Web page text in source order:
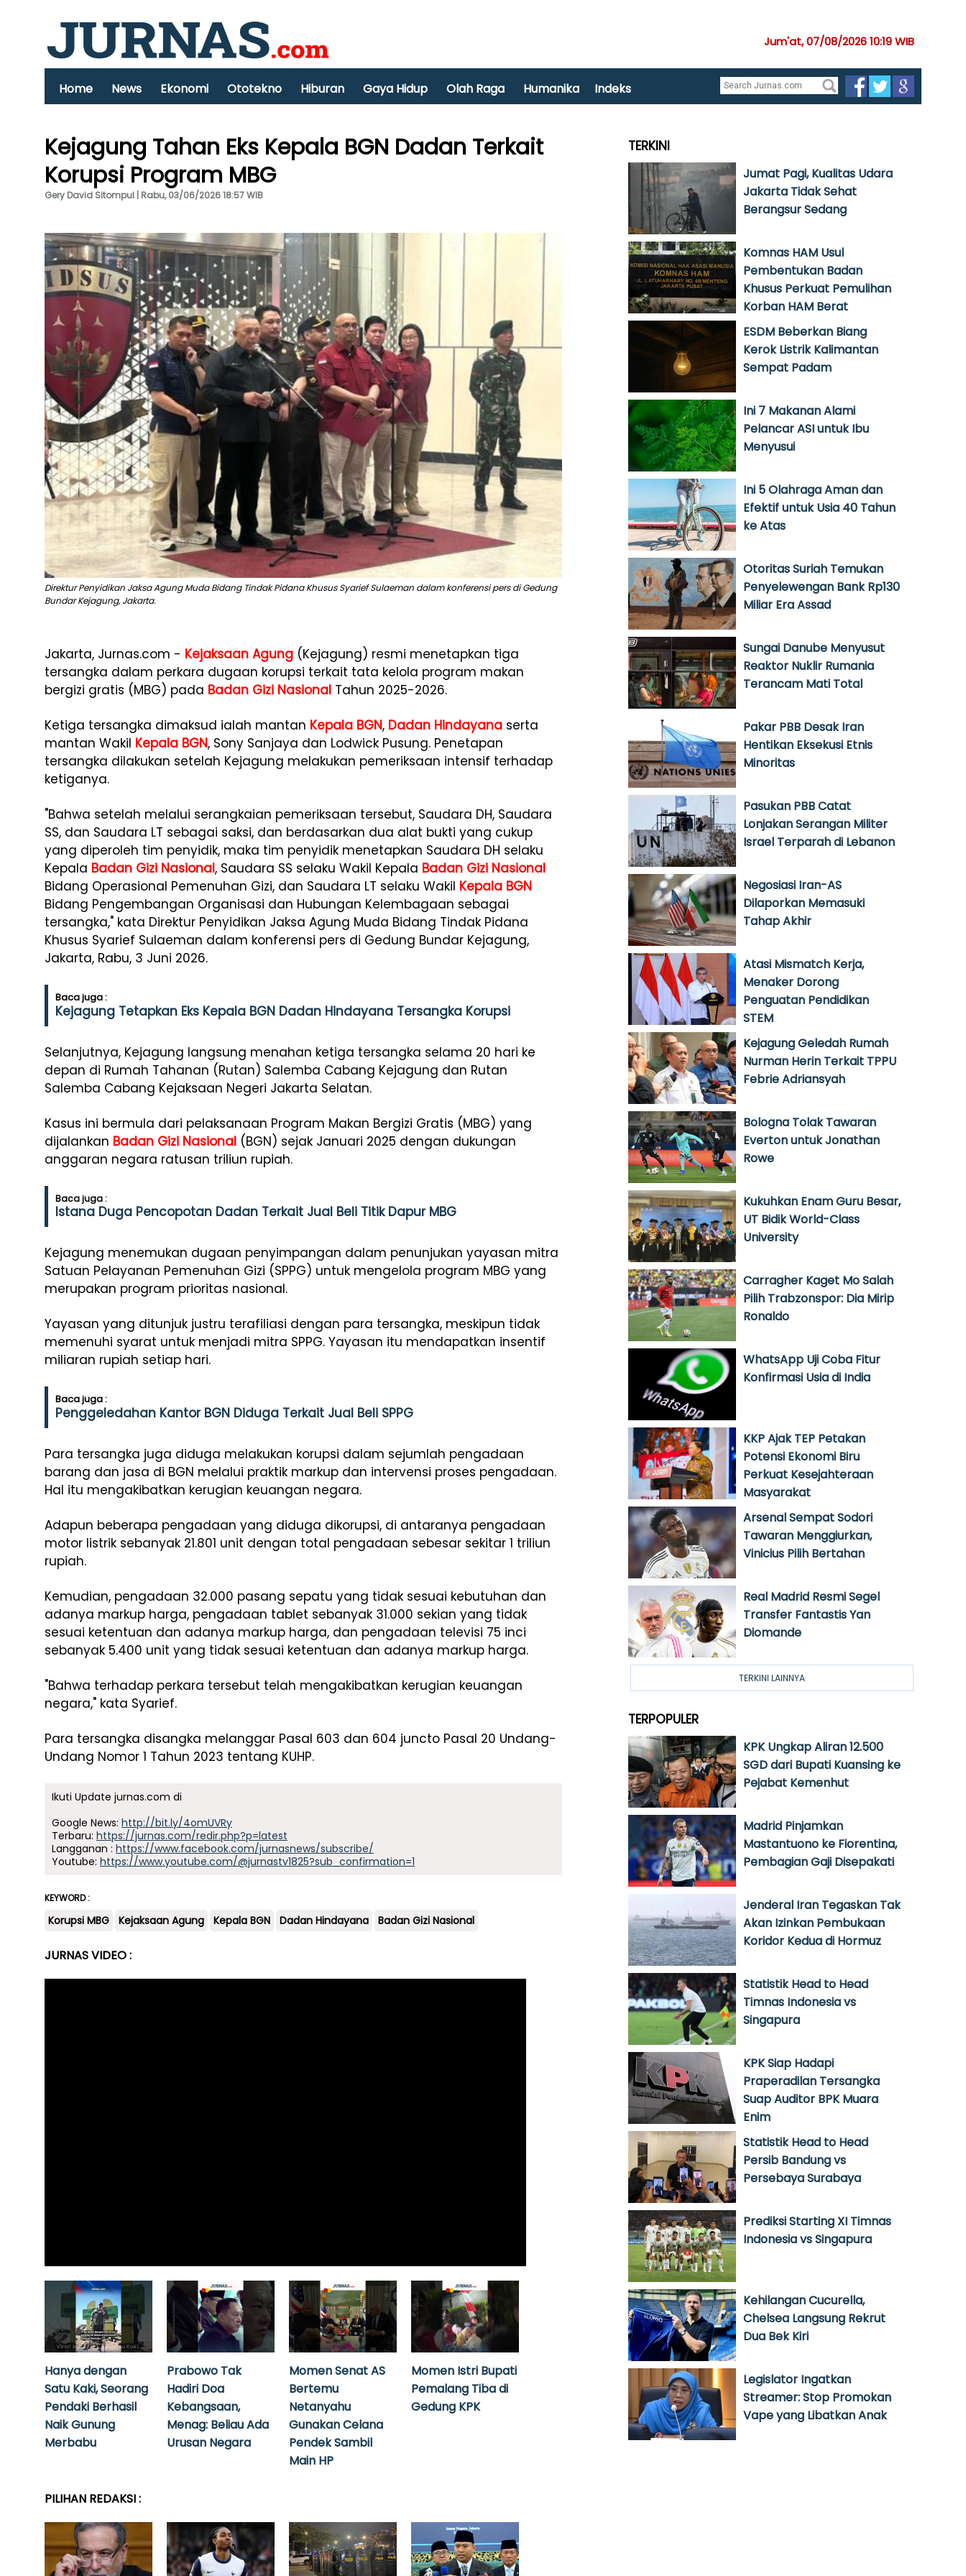
Jum'at, 07/08/2026 10:19 WIB
Home News Ekonomi Ototekno Hiburan Gaya Hidup Olah Raga Humanika Indeks
Kejagung Tahan Eks Kepala BGN Dadan Terkait
Korupsi Program MBG
Gery David Sitompul | Rabu, 03/06/2026 18:57 WIB
Direktur Penyidikan Jaksa Agung Muda Bidang Tindak Pidana Khusus Syarief Sulaeman dalam konferensi pers di Gedung
Bundar Kejagung, Jakarta.
Jakarta, Jurnas.com - Kejaksaan Agung (Kejagung) resmi menetapkan tiga
tersangka dalam perkara dugaan korupsi terkait tata kelola program makan
bergizi gratis (MBG) pada Badan Gizi Nasional Tahun 2025-2026.
Ketiga tersangka dimaksud ialah mantan Kepala BGN, Dadan Hindayana serta
mantan Wakil Kepala BGN, Sony Sanjaya dan Lodwick Pusung. Penetapan
tersangka dilakukan setelah Kejagung melakukan pemeriksaan intensif terhadap
ketiganya.
"Bahwa setelah melalui serangkaian pemeriksaan tersebut, Saudara DH, Saudara
SS, dan Saudara LT sebagai saksi, dan berdasarkan dua alat bukti yang cukup
yang diperoleh tim penyidik, maka tim penyidik menetapkan Saudara DH selaku
Kepala Badan Gizi Nasional, Saudara SS selaku Wakil Kepala Badan Gizi Nasional
Bidang Operasional Pemenuhan Gizi, dan Saudara LT selaku Wakil Kepala BGN
Bidang Pengembangan Organisasi dan Hubungan Kelembagaan sebagai
tersangka," kata Direktur Penyidikan Jaksa Agung Muda Bidang Tindak Pidana
Khusus Syarief Sulaeman dalam konferensi pers di Gedung Bundar Kejagung,
Jakarta, Rabu, 3 Juni 2026.
Baca juga :
Kejagung Tetapkan Eks Kepala BGN Dadan Hindayana Tersangka Korupsi
Selanjutnya, Kejagung langsung menahan ketiga tersangka selama 20 hari ke
depan di Rumah Tahanan (Rutan) Salemba Cabang Kejagung dan Rutan
Salemba Cabang Kejaksaan Negeri Jakarta Selatan.
Kasus ini bermula dari pelaksanaan Program Makan Bergizi Gratis (MBG) yang
dijalankan Badan Gizi Nasional (BGN) sejak Januari 2025 dengan dukungan
anggaran negara ratusan triliun rupiah.
Baca juga :
Istana Duga Pencopotan Dadan Terkait Jual Beli Titik Dapur MBG
Kejagung menemukan dugaan penyimpangan dalam penunjukan yayasan mitra
Satuan Pelayanan Pemenuhan Gizi (SPPG) untuk mengelola program MBG yang
merupakan program prioritas nasional.
Yayasan yang ditunjuk justru terafiliasi dengan para tersangka, meskipun tidak
memenuhi syarat untuk menjadi mitra SPPG. Yayasan itu mendapatkan insentif
miliaran rupiah setiap hari.
Baca juga :
Penggeledahan Kantor BGN Diduga Terkait Jual Beli SPPG
Para tersangka juga diduga melakukan korupsi dalam sejumlah pengadaan
barang dan jasa di BGN melalui praktik markup dan intervensi proses pengadaan.
Hal itu mengakibatkan kerugian keuangan negara.
Adapun beberapa pengadaan yang diduga dikorupsi, di antaranya pengadaan
motor listrik sebanyak 21.801 unit dengan total pengadaan sebesar sekitar 1 triliun
rupiah.
Kemudian, pengadaan 32.000 pasang sepatu yang tidak sesuai kebutuhan dan
adanya markup harga, pengadaan tablet sebanyak 31.000 sekian yang tidak
sesuai ketentuan dan adanya markup harga, dan pengadaan televisi 75 inci
sebanyak 5.400 unit yang tidak sesuai ketentuan dan adanya markup harga.
"Bahwa terhadap perkara tersebut telah mengakibatkan kerugian keuangan
negara," kata Syarief.
Para tersangka disangka melanggar Pasal 603 dan 604 juncto Pasal 20 Undang-
Undang Nomor 1 Tahun 2023 tentang KUHP.
Ikuti Update jurnas.com di
Google News: http://bit.ly/4omUVRy
Terbaru: https://jurnas.com/redir.php?p=latest
Langganan : https://www.facebook.com/jurnasnews/subscribe/
Youtube: https://www.youtube.com/@jurnastv1825?sub_confirmation=1
KEYWORD :
Korupsi MBG Kejaksaan Agung Kepala BGN Dadan Hindayana Badan Gizi Nasional
JURNAS VIDEO :
Hanya dengan
Satu Kaki, Seorang
Pendaki Berhasil
Naik Gunung
Merbabu
Prabowo Tak
Hadiri Doa
Kebangsaan,
Menag: Beliau Ada
Urusan Negara
Momen Senat AS
Bertemu
Netanyahu
Gunakan Celana
Pendek Sambil
Main HP
Momen Istri Bupati
Pemalang Tiba di
Gedung KPK
PILIHAN REDAKSI :
TERKINI
Jumat Pagi, Kualitas Udara
Jakarta Tidak Sehat
Berangsur Sedang
Komnas HAM Usul
Pembentukan Badan
Khusus Perkuat Pemulihan
Korban HAM Berat
ESDM Beberkan Biang
Kerok Listrik Kalimantan
Sempat Padam
Ini 7 Makanan Alami
Pelancar ASI untuk Ibu
Menyusui
Ini 5 Olahraga Aman dan
Efektif untuk Usia 40 Tahun
ke Atas
Otoritas Suriah Temukan
Penyelewengan Bank Rp130
Miliar Era Assad
Sungai Danube Menyusut
Reaktor Nuklir Rumania
Terancam Mati Total
Pakar PBB Desak Iran
Hentikan Eksekusi Etnis
Minoritas
Pasukan PBB Catat
Lonjakan Serangan Militer
Israel Terparah di Lebanon
Negosiasi Iran-AS
Dilaporkan Memasuki
Tahap Akhir
Atasi Mismatch Kerja,
Menaker Dorong
Penguatan Pendidikan
STEM
Kejagung Geledah Rumah
Nurman Herin Terkait TPPU
Febrie Adriansyah
Bologna Tolak Tawaran
Everton untuk Jonathan
Rowe
Kukuhkan Enam Guru Besar,
UT Bidik World-Class
University
Carragher Kaget Mo Salah
Pilih Trabzonspor: Dia Mirip
Ronaldo
WhatsApp Uji Coba Fitur
Konfirmasi Usia di India
KKP Ajak TEP Petakan
Potensi Ekonomi Biru
Perkuat Kesejahteraan
Masyarakat
Arsenal Sempat Sodori
Tawaran Menggiurkan,
Vinicius Pilih Bertahan
Real Madrid Resmi Segel
Transfer Fantastis Yan
Diomande
TERKINI LAINNYA
TERPOPULER
KPK Ungkap Aliran 12.500
SGD dari Bupati Kuansing ke
Pejabat Kemenhut
Madrid Pinjamkan
Mastantuono ke Fiorentina,
Pembagian Gaji Disepakati
Jenderal Iran Tegaskan Tak
Akan Izinkan Pembukaan
Koridor Kedua di Hormuz
Statistik Head to Head
Timnas Indonesia vs
Singapura
KPK Siap Hadapi
Praperadilan Tersangka
Suap Auditor BPK Muara
Enim
Statistik Head to Head
Persib Bandung vs
Persebaya Surabaya
Prediksi Starting XI Timnas
Indonesia vs Singapura
Kehilangan Cucurella,
Chelsea Langsung Rekrut
Dua Bek Kiri
Legislator Ingatkan
Streamer: Stop Promokan
Vape yang Libatkan Anak